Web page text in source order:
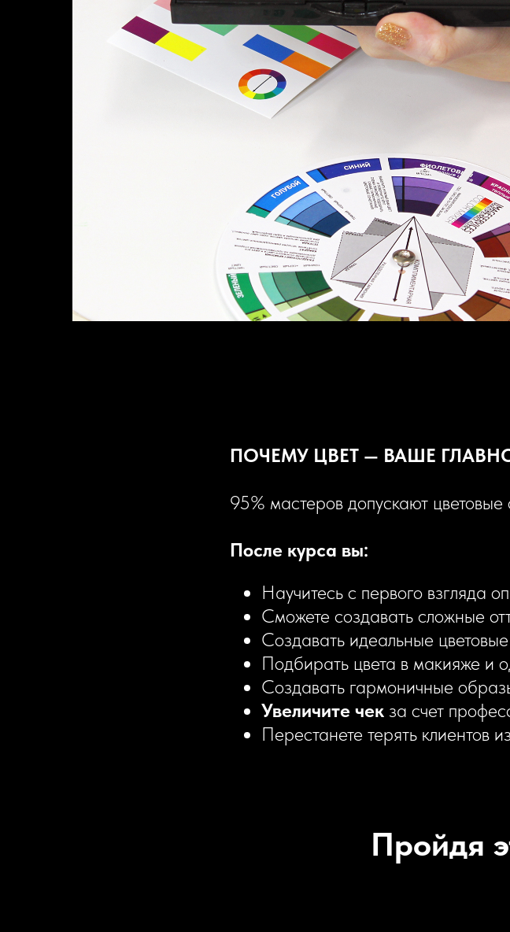
ПОЧЕМУ ЦВЕТ — ВАШЕ
95% мастеров допускают
После курса вы:
Научитесь с первого взгляда
Сможете создавать сложные
Создавать идеальные
Подбирать цвета в макияже и
Создавать гармоничные
Увеличите чек за счет
Перестанете терять клиентов
Пройдя